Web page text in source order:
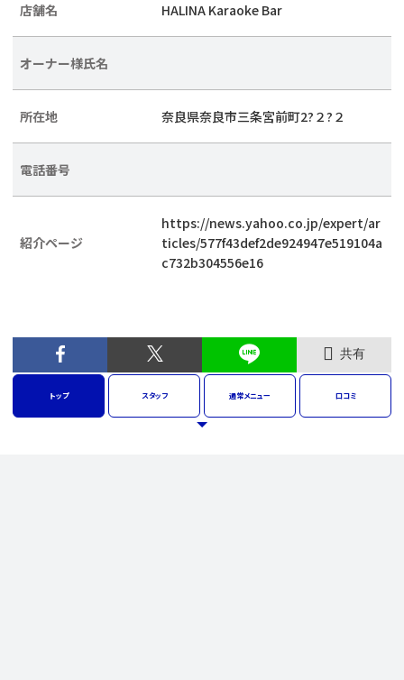
店舗名 HALINA Karaoke Bar
オーナー様氏名
所在地 奈良県奈良市三条宮前町2?２?２
電話番号
紹介ページ
https://news.yahoo.co.jp/expert/ar
ticles/577f43def2de924947e519104a
c732b304556e16
共有
トップ スタッフ 通常メニュー 口コミ